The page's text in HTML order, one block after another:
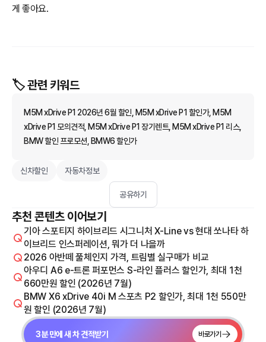
게 좋아요.
🏷️ 관련 키워드
M5M xDrive P1 2026년 6월 할인, M5M xDrive P1 할인가, M5M
xDrive P1 모의견적, M5M xDrive P1 장기렌트, M5M xDrive P1 리스,
BMW 할인 프로모션, BMW6 할인가
신차할인 자동차정보
공유하기
추천 콘텐츠 이어보기
기아 스포티지 하이브리드 시그니처 X-Line vs 현대 쏘나타 하
이브리드 인스퍼레이션, 뭐가 더 나을까
2026 아반떼 풀체인지 가격, 트림별 실구매가 비교
아우디 A6 e-트론 퍼포먼스 S-라인 플러스 할인가, 최대 1천
660만원 할인 (2026년 7월)
BMW X6 xDrive 40i M 스포츠 P2 할인가, 최대 1천 550만
원 할인 (2026년 7월)
3분 만에 새 차 견적받기 바로가기